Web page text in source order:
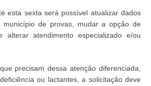
esta sexta será possível atualizar dados
de provas, mudar a opção de
alterar atendimento especializado e/ou
precisam dessa atenção diferenciada,
ou lactantes, a solicitação deve